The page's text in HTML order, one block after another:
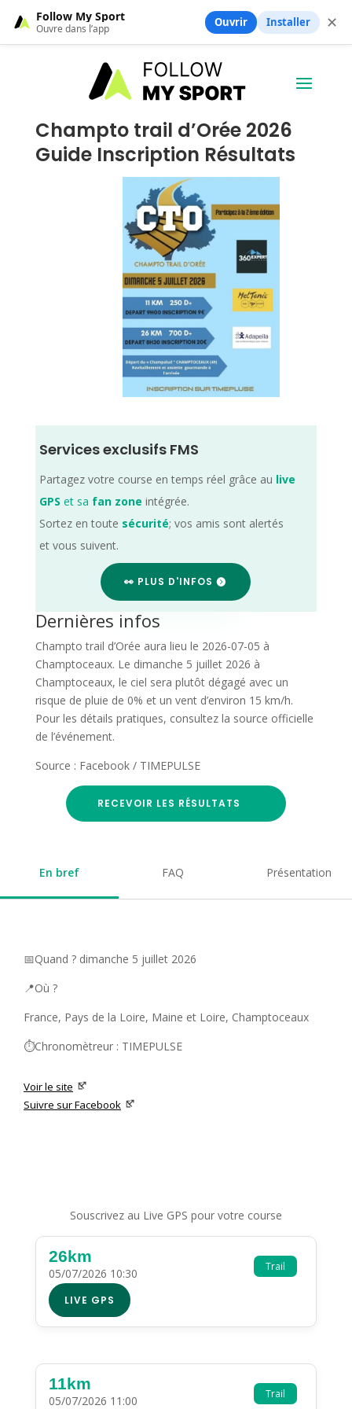
Champto trail d’Orée 2026
Guide Inscription Résultats
Services exclusifs FMS
Partagez votre course en temps réel grâce au live
GPS et sa fan zone intégrée.
Sortez en toute sécurité; vos amis sont alertés
et vous suivent.
👀 PLUS D'INFOS
Dernières infos
Champto trail d’Orée aura lieu le 2026-07-05 à
Champtoceaux. Le dimanche 5 juillet 2026 à
Champtoceaux, le ciel sera plutôt dégagé avec un
risque de pluie de 0% et un vent d’environ 15 km/h.
Pour les détails pratiques, consultez la source officielle
de l’événement.
Source : Facebook / TIMEPULSE
RECEVOIR LES RÉSULTATS
En bref FAQ Présentation
📅Quand ? dimanche 5 juillet 2026
📍Où ?
France, Pays de la Loire, Maine et Loire, Champtoceaux
⏱️Chronomètreur : TIMEPULSE
Voir le site
Suivre sur Facebook
Souscrivez au Live GPS pour votre course
Trail
26km
05/07/2026 10:30
LIVE GPS
Trail
11km
05/07/2026 11:00
Follow My Sport
Ouvre dans l’app Ouvrir Installer ✕